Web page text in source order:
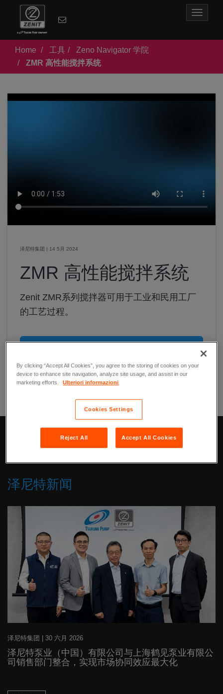
Toggle
Home 工具
Zeno Navigator 学院
ZMR 高性能搅拌系统
泽尼特集团 | 14 5月 2024
ZMR 高性能搅拌系统
Zenit ZMR系列搅拌器可用于工业和民用工厂
的工艺过程。
搜索更多 ›
与泽尼特保持联络
泽尼特新闻
泽尼特集团 30 六月 2026
泽尼特泵业（中国）有限公司与上海鹤见泵业有限公
司销售部门整合，实现市场协同效应最大化
By clicking “Accept All Cookies”, you agree to the storing of cookies on your
device to enhance site navigation, analyze site usage, and assist in our
marketing efforts.
Ulteriori informazioni
Cookies Settings
Reject All Accept All Cookies